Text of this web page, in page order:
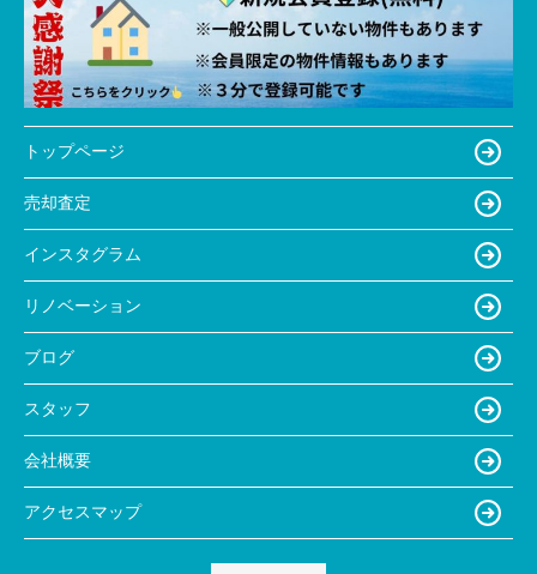
トップページ
売却査定
インスタグラム
リノベーション
ブログ
スタッフ
会社概要
アクセスマップ